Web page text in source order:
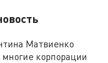
Матвиенко
корпорации